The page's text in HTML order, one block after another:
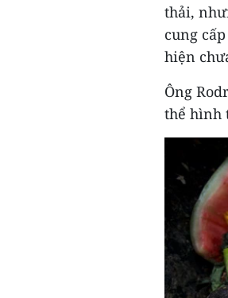
thải,
cung
hiện
Ông
thể hình